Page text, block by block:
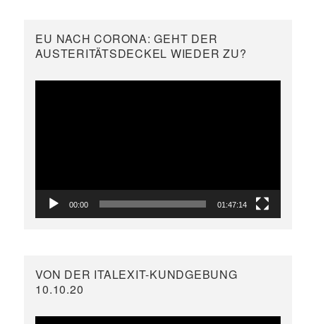
EU NACH CORONA: GEHT DER
AUSTERITÄTSDECKEL WIEDER ZU?
00:00 01:47:14
VON DER ITALEXIT-KUNDGEBUNG
10.10.20